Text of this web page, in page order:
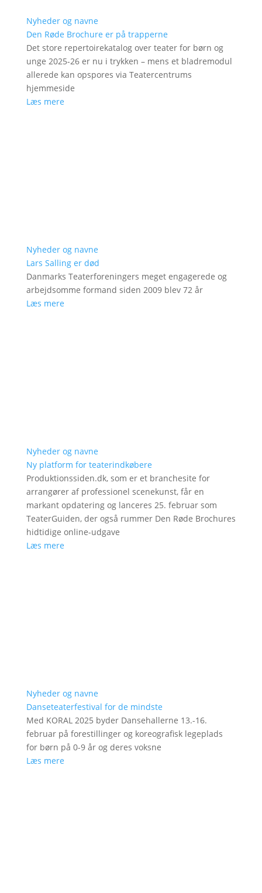
Nyheder og navne
Den Røde Brochure er på trapperne
Det store repertoirekatalog over teater for børn og
unge 2025-26 er nu i trykken – mens et bladremodul
allerede kan opspores via Teatercentrums
hjemmeside
Læs mere
Nyheder og navne
Lars Salling er død
Danmarks Teaterforeningers meget engagerede og
arbejdsomme formand siden 2009 blev 72 år
Læs mere
Nyheder og navne
Ny platform for teaterindkøbere
Produktionssiden.dk, som er et branchesite for
arrangører af professionel scenekunst, får en
markant opdatering og lanceres 25. februar som
TeaterGuiden, der også rummer Den Røde Brochures
hidtidige online-udgave
Læs mere
Nyheder og navne
Danseteaterfestival for de mindste
Med KORAL 2025 byder Dansehallerne 13.-16.
februar på forestillinger og koreografisk legeplads
for børn på 0-9 år og deres voksne
Læs mere